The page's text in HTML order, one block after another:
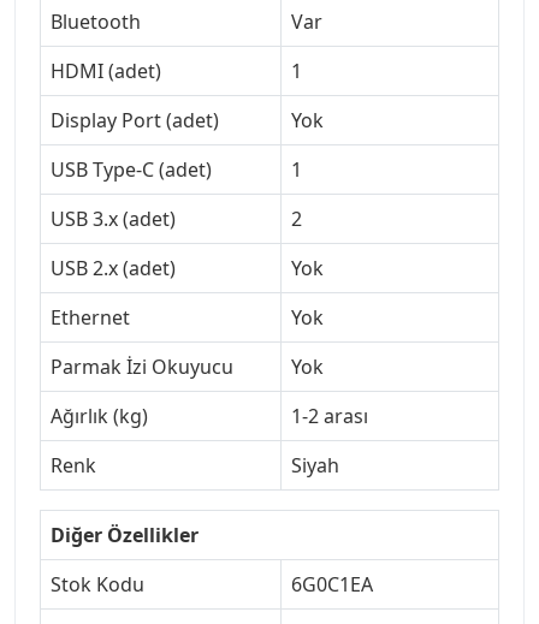
Bluetooth
Var
HDMI (adet)
1
Display Port (adet)
Yok
USB Type-C (adet)
1
USB 3.x (adet)
2
USB 2.x (adet)
Yok
Ethernet
Yok
Parmak İzi Okuyucu
Yok
Ağırlık (kg)
1-2 arası
Renk
Siyah
Diğer Özellikler
Stok Kodu
6G0C1EA